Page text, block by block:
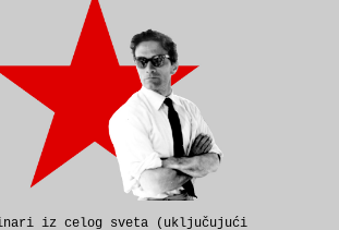
iz celog sveta (uključujući